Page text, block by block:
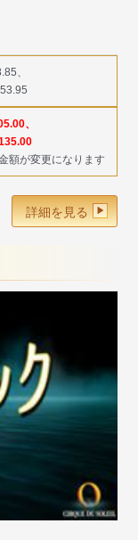
、
、
額が変更になります
詳細を見る